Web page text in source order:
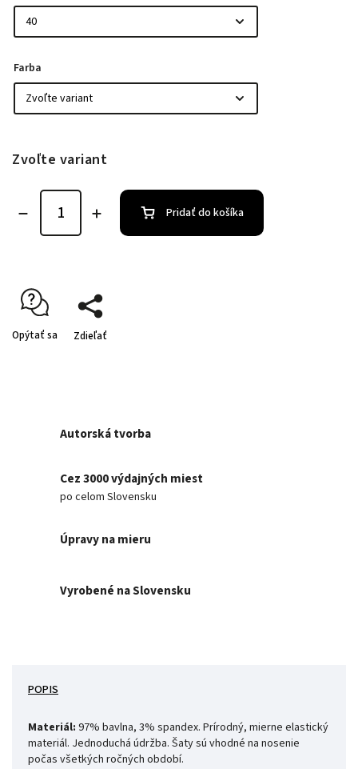
Farba
Zvoľte variant
Pridať do košíka
Opýtať sa Zdieľať
Autorská tvorba
Cez 3000 výdajných miest
po celom Slovensku
Úpravy na mieru
Vyrobené na Slovensku
POPIS
Materiál: 97% bavlna, 3% spandex. Prírodný, mierne elastický
materiál. Jednoduchá údržba. Šaty sú vhodné na nosenie
počas všetkých ročných období.